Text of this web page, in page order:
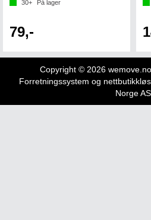
30+ På lager
79,-
Copyright © 2026
Forretningssystem og
Norge AS